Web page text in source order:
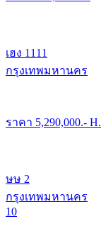
เฮง 1111
กรุงเทพมหานคร
ราคา 5,290,000.- H.
ษษ 2
กรุงเทพมหานคร
10